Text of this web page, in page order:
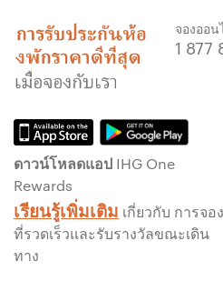
จองออ
1 877
ดาวน์โหลดแอป IHG One
Rewards
เรียนรู้เพิ่มเติม เกี่ยวกับ การจอง
ที่รวดเร็วและรับรางวัลขณะเดิน
ทาง
รับประกันการจองทางออน
รับประกันห้องพักของคุณแล้ว
เราไม่คิดค่าธรรมเนียมการ
โดยตรงกับเรา
ข้อมูลส่วนบุคคล และการรั
เว็บไซต์
IHG ดำเนินการด้านความเ
เพื่อคุ้มครองคุณ ข้อมูลส่ว
จะมีการเข้ารหัส และปลอด